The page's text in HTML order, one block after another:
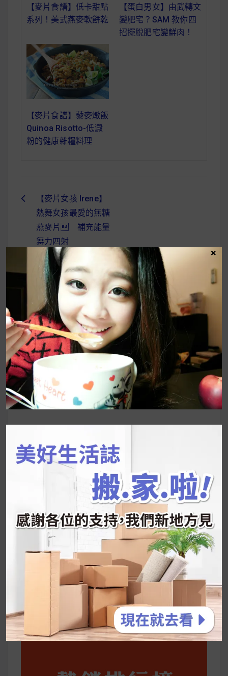
純素料理食譜
【麥片食譜】低卡甜點
系列！美式燕麥軟餅乾
【蛋白男女】由武轉文
變肥宅？SAM 教你四
招擺脫肥宅變鮮肉！
【麥片食譜】藜麥燉飯
Quinoa Risotto-低澱
粉的健康雜糧料理
文
【麥片女孩 Irene】
熱舞女孩最愛的無糖
燕麥片 補充能量
舞力四射
UrMart 為你打造理想生活
搜
尋
關
鍵
韓國人為什麼不容易胖？
推的MZ Diet ！
好吃的蛋白點心還有好玩的運動小遊戲！今年過
年已經等不及帶這盒跟我的親戚、朋友們一起分
享～
2026 過年禮盒推薦｜五款百元健康伴手禮
停用猛健樂後會反彈嗎？作用解析＋停藥後體重
維持全攻略
公主營養師：飲食改變也是能快樂執行的！6 個
你一定要知道的技巧
×